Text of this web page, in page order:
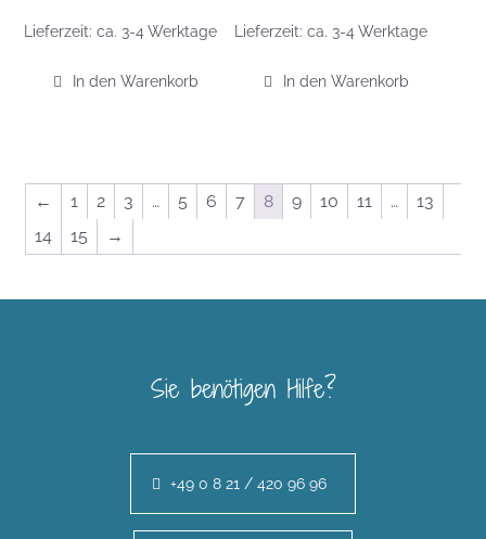
Lieferzeit:ca. 3-4 Werktage
In den Warenkorb
Lieferzeit: ca. 3-4 Werktage
In den Warenkorb
← 1 2 3 … 5 6 7 8 9 10 11 …
13
14
15 →
Sie benötigen Hilfe?
+49 0 8 21 / 420 96 96